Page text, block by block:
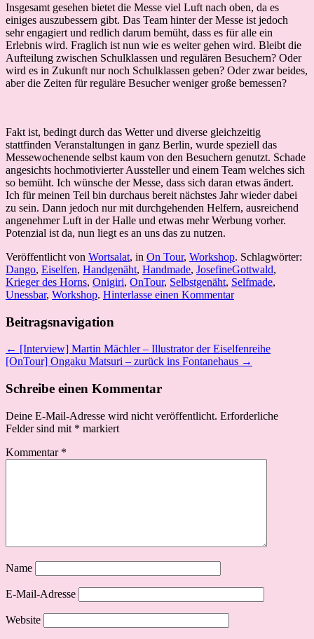
Insgesamt gesehen bietet die Messe viel Luft nach oben, da es
einiges auszubessern gibt. Das Team hinter der Messe ist jedoch
sehr engagiert und redlich darum bemüht, dass es für alle ein
Erlebnis wird. Fraglich ist nun wie es weiter gehen wird. Bleibt die
Aufteilung zwischen Schulklassen und regulären Besuchern? Oder
wird es in Zukunft nur noch Schulklassen geben? Oder zwar beides,
aber die Zeiten für reguläre Besucher weniger große bemessen?
Fakt ist, bedingt durch das Wetter und diverse gleichzeitig
stattfinden Veranstaltungen in ganz Berlin, wurde speziell das
Messewochenende selbst kaum von den Besuchern genutzt. Schade
angesichts hochmotivierter Aussteller und einem Team welches sich
so bemüht. Ich wünsche der Messe, dass sich daran etwas ändert.
Ich für meinen Teil bin durchaus bereit nächstes Jahr wieder dabei
zu sein. Dann jedoch nur mit durchgehenden Helfern, ausreichend
angenehmer Luft in der Halle und etwas mehr Werbung vorher.
Potenzial ist da, nun liegt es an uns das zu nutzen.
Veröffentlicht von Wortsalat, in On Tour, Workshop. Schlagwörter:
Dango, Eiselfen, Handgenäht, Handmade, JosefineGottwald,
Krieger des Horns, Onigiri, OnTour, Selbstgenäht, Selfmade,
Unessbar, Workshop. Hinterlasse einen Kommentar
Beitragsnavigation
← [Interview] Martin Mächler – Illustrator der Eiselfenreihe
[OnTour] Ongaku Matsuri – zurück ins Fontanehaus →
Schreibe einen Kommentar
Deine E-Mail-Adresse wird nicht veröffentlicht. Erforderliche
Felder sind mit * markiert
Kommentar *
Name
E-Mail-Adresse
Website